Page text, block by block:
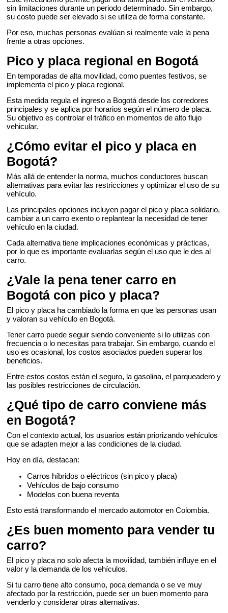
sin limitaciones durante un periodo determinado. Sin embargo,
su costo puede ser elevado si se utiliza de forma constante.
Por eso, muchas personas evalúan si realmente vale la pena
frente a otras opciones.
Pico y placa regional en Bogotá
En temporadas de alta movilidad, como puentes festivos, se
implementa el pico y placa regional.
Esta medida regula el ingreso a Bogotá desde los corredores
principales y se aplica por horarios según el número de placa.
Su objetivo es controlar el tráfico en momentos de alto flujo
vehicular.
¿Cómo evitar el pico y placa en
Bogotá?
Más allá de entender la norma, muchos conductores buscan
alternativas para evitar las restricciones y optimizar el uso de su
vehículo.
Las principales opciones incluyen pagar el pico y placa solidario,
cambiar a un carro exento o replantear la necesidad de tener
vehículo en la ciudad.
Cada alternativa tiene implicaciones económicas y prácticas,
por lo que es importante evaluarlas según el uso que le des al
carro.
¿Vale la pena tener carro en
Bogotá con pico y placa?
El pico y placa ha cambiado la forma en que las personas usan
y valoran su vehículo en Bogotá.
Tener carro puede seguir siendo conveniente si lo utilizas con
frecuencia o lo necesitas para trabajar. Sin embargo, cuando el
uso es ocasional, los costos asociados pueden superar los
beneficios.
Entre estos costos están el seguro, la gasolina, el parqueadero y
las posibles restricciones de circulación.
¿Qué tipo de carro conviene más
en Bogotá?
Con el contexto actual, los usuarios están priorizando vehículos
que se adapten mejor a las condiciones de la ciudad.
Hoy en día, destacan:
Carros híbridos o eléctricos (sin pico y placa)
Vehículos de bajo consumo
Modelos con buena reventa
Esto está transformando el mercado automotor en Colombia.
¿Es buen momento para vender tu
carro?
El pico y placa no solo afecta la movilidad, también influye en el
valor y la demanda de los vehículos.
Si tu carro tiene alto consumo, poca demanda o se ve muy
afectado por la restricción, puede ser un buen momento para
venderlo y considerar otras alternativas.